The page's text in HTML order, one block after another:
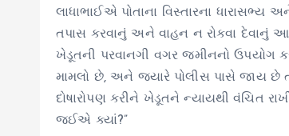
લાધાભાઈએ પોતાના વિસ્તારના
તપાસ કરવાનું અને વાહન ન રોકવા દેવાનું
ખેડૂતની પરવાનગી વગર જમીનનો ઉપયોગ
મામલો છે, અને જ્યારે પોલીસ પાસે જાય છે
દોષારોપણ કરીને ખેડૂતને ન્યાયથી વંચિત
જઈએ ક્યાં?”